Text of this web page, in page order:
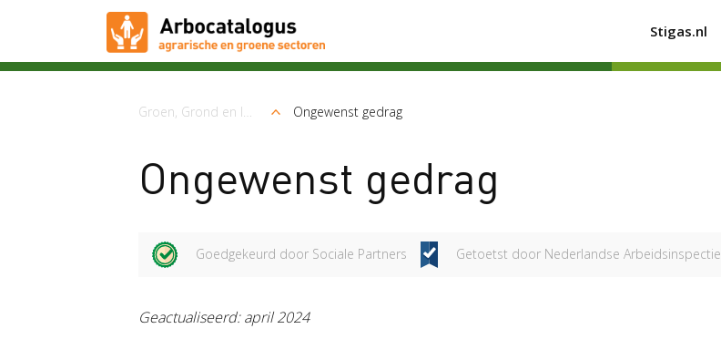
Stigas.nl
Kruimelpad
Groen, Grond en Infrastructuur (Loonwerk) Ongewenst gedrag
Ongewenst gedrag
Goedgekeurd door Sociale Partners Getoetst door Nederlandse Arbeidsinspectie
Geactualiseerd: april 2024